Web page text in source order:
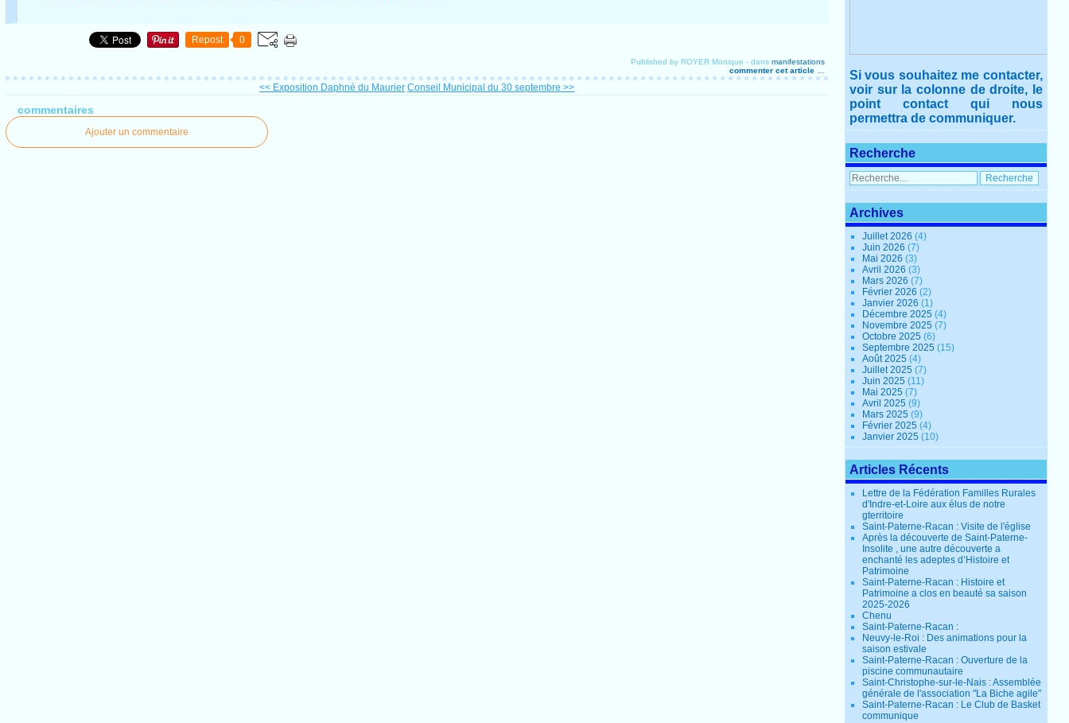
Repost 0
Published by ROYER Monique -dans manifestations
commenter cet article
<< Exposition Daphné du Maurier Conseil Municipal du 30 septembre >>
commentaires
Ajouter un commentaire
Si vous souhaitez me contacter,
voir sur la colonne de droite, le
point contact qui nous
permettra de communiquer.
Recherche
Archives
Juillet 2026(4)
Juin 2026(7)
Mai 2026(3)
Avril 2026(3)
Mars 2026(7)
Février 2026(2)
Janvier 2026(1)
Décembre 2025(4)
Novembre 2025(7)
Octobre 2025(6)
Septembre 2025(15)
Août 2025(4)
Juillet 2025(7)
Juin 2025(11)
Mai 2025(7)
Avril 2025(9)
Mars 2025(9)
Février 2025(4)
Janvier 2025(10)
Articles Récents
Lettre de la Fédération Familles Rurales
d'Indre-et-Loire aux élus de notre
gterritoire
Saint-Paterne-Racan : Visite de l'église
Après la découverte de Saint-Paterne-
Insolite , une autre découverte a
enchanté les adeptes d’Histoire et
Patrimoine
Saint-Paterne-Racan : Histoire et
Patrimoine a clos en beauté sa saison
2025-2026
Chenu
Saint-Paterne-Racan :
Neuvy-le-Roi : Des animations pour la
saison estivale
Saint-Paterne-Racan : Ouverture de la
piscine communautaire
Saint-Christophe-sur-le-Nais : Assemblée
générale de l'association "La Biche agile"
Saint-Paterne-Racan : Le Club de Basket
communique